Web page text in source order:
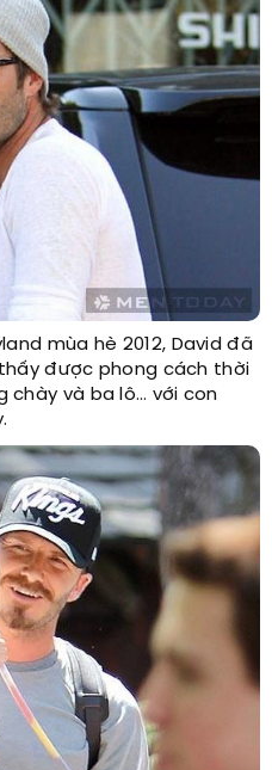
mùa hè 2012, David đã
được phong cách thời
chày và ba lô… với con